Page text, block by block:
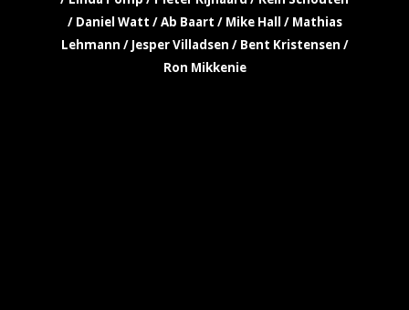
/ Daniel Watt / Ab Baart / Mike Hall / Mathias
Lehmann / Jesper Villadsen / Bent Kristensen /
Ron Mikkenie